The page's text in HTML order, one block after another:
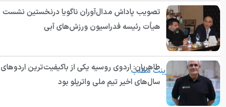
انتهای پیام
پرینت مطلب
تصویب پاداش مدال‌آوران ناگویا درنخستین نشست
هیأت رئیسه فدراسیون ورزش‌های آبی
طاهریان: اردوی روسیه یکی از باکیفیت‌ترین اردوهای
سال‌های اخیر تیم ملی واترپلو بود